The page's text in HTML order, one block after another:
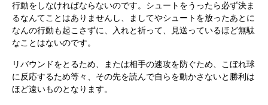
行動をしなければならないのです。シュートをうったら必ず決ま
るなんてことはありませんし、ましてやシュートを放ったあとに
なんの行動も起こさずに、入れと祈って、見送っているほど無駄
なことはないのです。
リバウンドをとるため、または相手の速攻を防ぐため、こぼれ球
に反応するため等々、その先を読んで自らを動かさないと勝利は
ほど遠いものとなります。